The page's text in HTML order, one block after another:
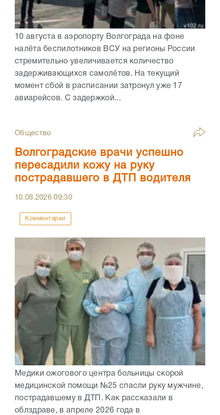
10 августа в аэропорту Волгограда на фоне
налёта беспилотников ВСУ на регионы России
стремительно увеличивается количество
задерживающихся самолётов. На текущий
момент сбой в расписании затронул уже 17
авиарейсов. С задержкой...
Общество
Волгоградские врачи успешно
пересадили кожу на руку
пострадавшего в ДТП водителя
10.08.202609:30
Комментарии
Медики ожогового центра больницы скорой
медицинской помощи №25 спасли руку мужчине,
пострадавшему в ДТП. Как рассказали в
облздраве, в апреле 2026 года в